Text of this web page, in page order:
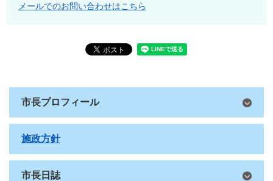
メールでのお問い合わせはこちら
市長プロフィール
施政方針
市長日誌